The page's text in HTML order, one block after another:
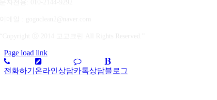
Page load link
전화하기 온라인상담카톡상담블로그